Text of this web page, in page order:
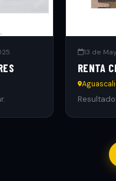
13 de
RENTA